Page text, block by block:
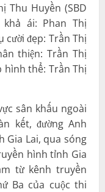
Thu Huyền (SBD
khả ái: Phan Thị
cười đẹp: Trần Thị
thiện: Trần Thị
hình thể: Trần Thị
sân khấu ngoài
kết, đường Anh
Gia Lai, qua sóng
hình tỉnh Gia
từ kênh truyền
Ba của cuộc thi